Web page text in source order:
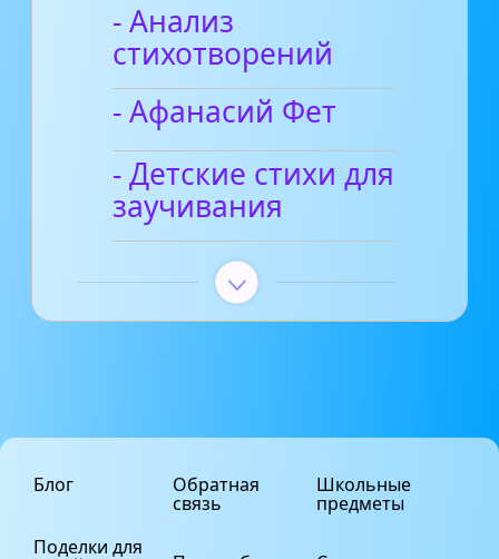
- Анализ
стихотворений
- Афанасий Фет
- Детские стихи для
заучивания
Блог
Поделки для
Обратная
связь
Школьные
предметы